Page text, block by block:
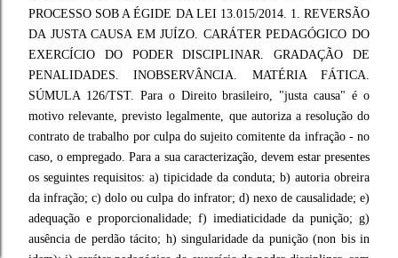
PROCESSO SOB A ÉGIDE DA LEI 13.015/2014. 1. REVERSÃO
DA JUSTA CAUSA EM JUÍZO. CARÁTER PEDAGÓGICO DO
EXERCÍCIO DO PODER DISCIPLINAR. GRADAÇÃO DE
PENALIDADES. INOBSERVÂNCIA. MATÉRIA FÁTICA.
SÚMULA 126/TST. Para o Direito brasileiro, "justa causa" é o
motivo relevante, previsto legalmente, que autoriza a resolução do
contrato de trabalho por culpa do sujeito comitente da infração - no
caso, o empregado. Para a sua caracterização, devem estar presentes
os seguintes requisitos: a) tipicidade da conduta; b) autoria obreira
da infração; c) dolo ou culpa do infrator; d) nexo de causalidade; e)
adequação e proporcionalidade; f) imediaticidade da punição; g)
ausência de perdão tácito; h) singularidade da punição (non bis in